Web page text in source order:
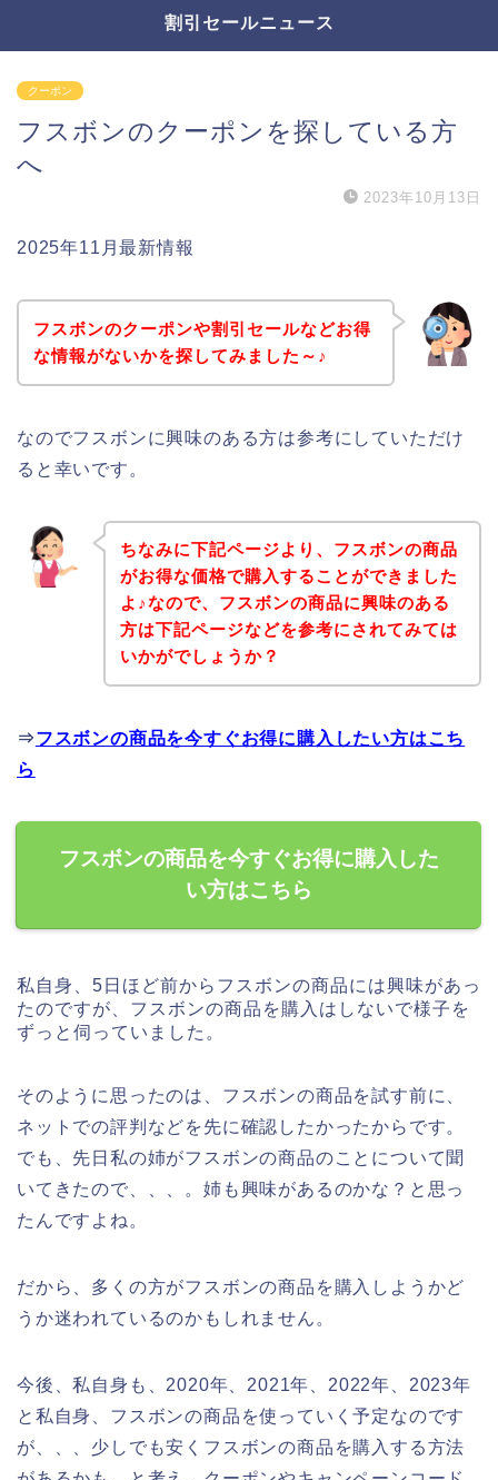
割引セールニュース
クーポン
フスボンのクーポンを探している方
へ
2023年10月13日
2025年11月最新情報
フスボンのクーポンや割引セールなどお得
な情報がないかを探してみました～♪
なのでフスボンに興味のある方は参考にしていただけ
ると幸いです。
ちなみに下記ページより、フスボンの商品
がお得な価格で購入することができました
よ♪なので、フスボンの商品に興味のある
方は下記ページなどを参考にされてみては
いかがでしょうか？
⇒フスボンの商品を今すぐお得に購入したい方はこち
ら
フスボンの商品を今すぐお得に購入した
い方はこちら
私自身、5日ほど前からフスボンの商品には興味があっ
たのですが、フスボンの商品を購入はしないで様子を
ずっと伺っていました。
そのように思ったのは、フスボンの商品を試す前に、
ネットでの評判などを先に確認したかったからです。
でも、先日私の姉がフスボンの商品のことについて聞
いてきたので、、、。姉も興味があるのかな？と思っ
たんですよね。
だから、多くの方がフスボンの商品を購入しようかど
うか迷われているのかもしれません。
今後、私自身も、2020年、2021年、2022年、2023年
と私自身、フスボンの商品を使っていく予定なのです
が、、、少しでも安くフスボンの商品を購入する方法